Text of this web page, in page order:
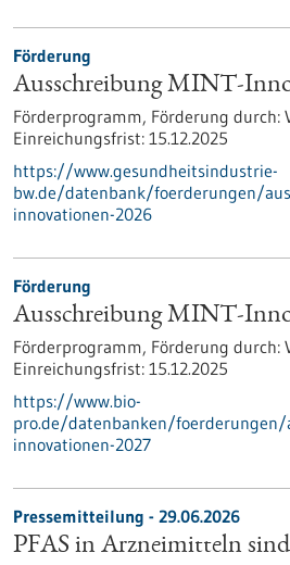
Förderung
Ausschreibung MINT-
Förderprogramm, Förderung durch:
Einreichungsfrist: 15.12.2025
https://www.gesundheitsindustrie-
bw.de/datenbank/foerderungen/
innovationen-2026
Förderung
Ausschreibung MINT-
Förderprogramm, Förderung durch:
Einreichungsfrist: 15.12.2025
https://www.bio-
pro.de/datenbanken/
innovationen-2027
Pressemitteilung - 29.06.2026
PFAS in Arzneimitteln